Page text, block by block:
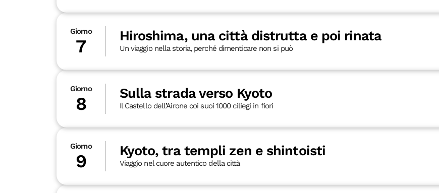
Giorno
7 Hiroshima, una città distrutta e poi rinata
Un viaggio nella storia, perché dimenticare non si può
Giorno
8 Sulla strada verso Kyoto
Il Castello dell’Airone coi suoi 1000 ciliegi in fiori
Giorno
9 Kyoto, tra templi zen e shintoisti
Viaggio nel cuore autentico della città